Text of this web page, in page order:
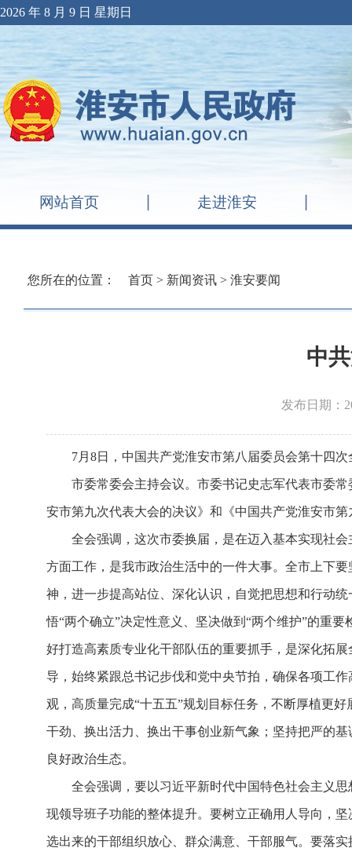
2026 年 8 月 9 日 星期日
网站首页 走进淮安
您所在的位置： 首页 > 新闻资讯 > 淮安要闻
中
发布日期：
7月8日，中国共产党淮安市第八届委员会第十四
市委常委会主持会议。市委书记史志军代表市委
安市第九次代表大会的决议》和《中国共产党淮安市
全会强调，这次市委换届，是在迈入基本实现社
方面工作，是我市政治生活中的一件大事。全市上下
神，进一步提高站位、深化认识，自觉把思想和行动
悟“两个确立”决定性意义、坚决做到“两个维护”的重
好打造高素质专业化干部队伍的重要抓手，是深化拓
导，始终紧跟总书记步伐和党中央节拍，确保各项工
观，高质量完成“十五五”规划目标任务，不断厚植更
干劲、换出活力、换出干事创业新气象；坚持把严的
良好政治生态。
全会强调，要以习近平新时代中国特色社会主义
现领导班子功能的整体提升。要树立正确用人导向，
选出来的干部组织放心、群众满意、干部服气。要落